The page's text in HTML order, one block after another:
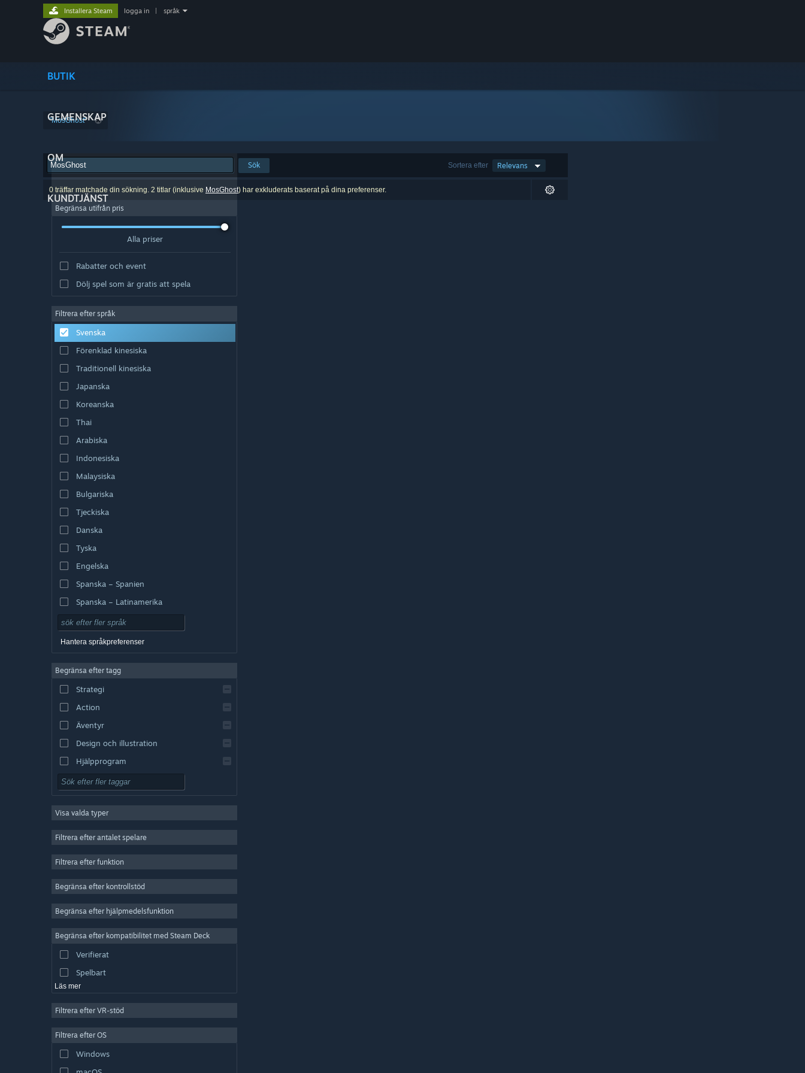
BUTIK
GEMENSKAP
OM
KUNDTJÄNST
Installera Steam logga in språk
"MosGhost"
Sortera efter Relevans
Sök
0 träffar matchade din sökning. 2 titlar (inklusive MosGhost) har exkluderats baserat på dina preferenser.
Begränsa utifrån pris
Alla priser
Rabatter och event
Dölj spel som är gratis att spela
Filtrera efter språk
Svenska
Förenklad kinesiska
Traditionell kinesiska
Japanska
Koreanska
Thai
Arabiska
Indonesiska
Malaysiska
Bulgariska
Tjeckiska
Danska
Tyska
Engelska
Spanska – Spanien
Spanska – Latinamerika
Hantera språkpreferenser
Begränsa efter tagg
Strategi
Action
Äventyr
Design och illustration
Hjälpprogram
Gratis att spela
MMO
Indie
Simulering
Videoproduktion
Bildredigering
Visa valda typer
Filtrera efter antalet spelare
Filtrera efter funktion
Begränsa efter kontrollstöd
Begränsa efter hjälpmedelsfunktion
Begränsa efter kompatibilitet med Steam Deck
Verifierat
Spelbart
Läs mer
Filtrera efter VR-stöd
Filtrera efter OS
Windows